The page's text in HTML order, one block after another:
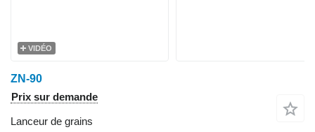
VIDÉO
ZN-90
Prix sur demande
Lanceur de grains